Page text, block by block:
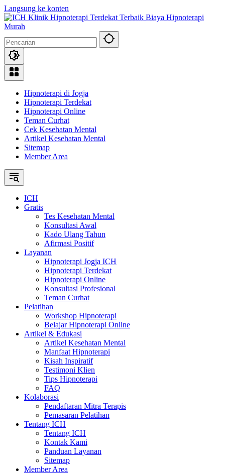
Langsung ke konten
Hipnoterapi di Jogja
Hipnoterapi Terdekat
Hipnoterapi Online
Teman Curhat
Cek Kesehatan Mental
Artikel Kesehatan Mental
Sitemap
Member Area
ICH
Gratis
Tes Kesehatan Mental
Konsultasi Awal
Kado Ulang Tahun
Afirmasi Positif
Layanan
Hipnoterapi Jogja ICH
Hipnoterapi Terdekat
Hipnoterapi Online
Konsultasi Profesional
Teman Curhat
Pelatihan
Workshop Hipnoterapi
Belajar Hipnoterapi Online
Artikel & Edukasi
Artikel Kesehatan Mental
Manfaat Hipnoterapi
Kisah Inspiratif
Testimoni Klien
Tips Hipnoterapi
FAQ
Kolaborasi
Pendaftaran Mitra Terapis
Pemasaran Pelatihan
Tentang ICH
Tentang ICH
Kontak Kami
Panduan Layanan
Sitemap
Member Area